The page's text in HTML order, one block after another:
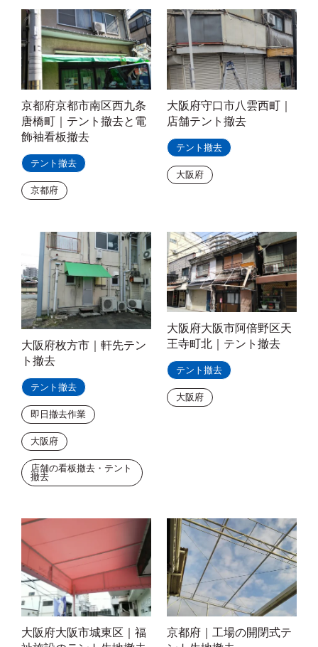
京都府京都市南区西九条
唐橋町｜テント撤去と電
飾袖看板撤去
テント撤去
京都府
大阪府守口市八雲西町｜
店舗テント撤去
テント撤去
大阪府
大阪府枚方市｜軒先テン
ト撤去
テント撤去
即日撤去作業
大阪府
店舗の看板撤去・テント
撤去
大阪府大阪市阿倍野区天
王寺町北｜テント撤去
テント撤去
大阪府
大阪府大阪市城東区｜福
京都府｜工場の開閉式テ